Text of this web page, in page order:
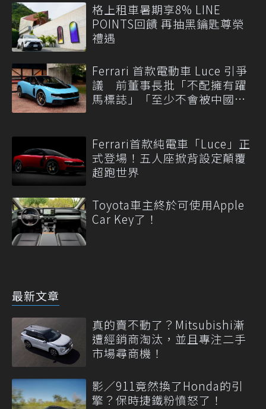
格上租車暑期享8% LINE
POINTS回饋 再抽黑鑰匙尊榮
禮遇
Ferrari 首款電動車 Luce 引爭
議 前董事長批「不配擁有躍
馬標誌」「至少不會被中國
Ferrari首款純電車「Luce」正
式登場！五人座掀背設定顛覆
超跑世界
Toyota車主終於可使用Apple
Car Key了！
最新文章
真的賣不動了？Mitsubishi漸
遭經銷商淘汰，並且專注二手
市場尋商機！
影／911竟然換了Honda的引
擎？保時捷鐵粉憤怒了！